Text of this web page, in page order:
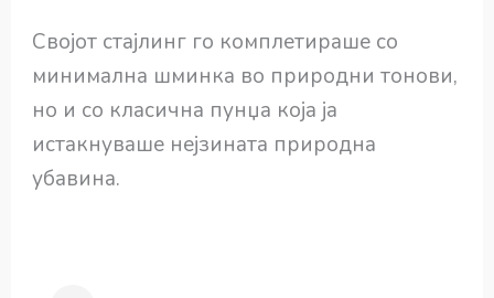
Својот стајлинг го комплетираше со
минимална шминка во природни тонови,
но и со класична пунџа која ја
истакнуваше нејзината природна
убавина.